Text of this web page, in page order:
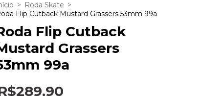
> Roda Skate >
Flip Cutback Mustard Grassers 53mm 99a
Flip Cutback
Grassers
99a